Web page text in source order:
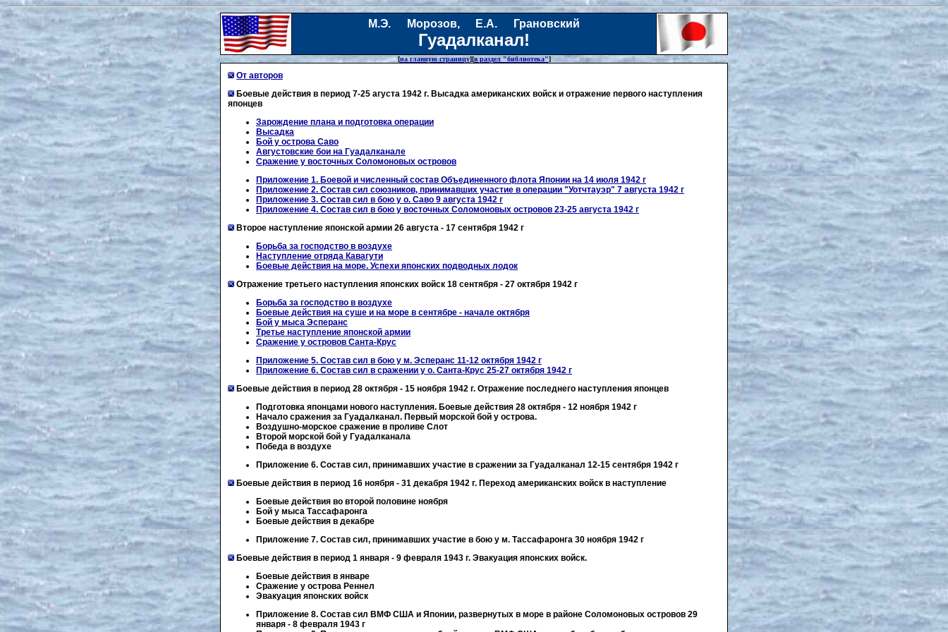
М.Э. Морозов, Е.А. Грановский
Гуадалканал!
[на главную страницу][в раздел "библиотека"]
От авторов
Боевые действия в период 7-25 агуста 1942 г. Высадка американских войск и отражение первого наступления
японцев
Зарождение плана и подготовка операции
Высадка
Бой у острова Саво
Августовские бои на Гуадалканале
Сражение у восточных Соломоновых островов
Приложение 1. Боевой и численный состав Объединенного флота Японии на 14 июля 1942 г
Приложение 2. Состав сил союзников, принимавших участие в операции "Уотчтауэр" 7 августа 1942 г
Приложение 3. Состав сил в бою у о. Саво 9 августа 1942 г
Приложение 4. Состав сил в бою у восточных Соломоновых островов 23-25 августа 1942 г
Второе наступление японской армии 26 августа - 17 сентября 1942 г
Борьба за господство в воздухе
Наступление отряда Кавагути
Боевые действия на море. Успехи японских подводных лодок
Отражение третьего наступления японских войск 18 сентября - 27 октября 1942 г
Борьба за господство в воздухе
Боевые действия на суше и на море в сентябре - начале октября
Бой у мыса Эсперанс
Третье наступление японской армии
Сражение у островов Санта-Крус
Приложение 5. Состав сил в бою у м. Эсперанс 11-12 октября 1942 г
Приложение 6. Состав сил в сражении у о. Санта-Крус 25-27 октября 1942 г
Боевые действия в период 28 октября - 15 ноября 1942 г. Отражение последнего наступления японцев
Подготовка японцами нового наступления. Боевые действия 28 октября - 12 ноября 1942 г
Начало сражения за Гуадалканал. Первый морской бой у острова.
Воздушно-морское сражение в проливе Слот
Второй морской бой у Гуадалканала
Победа в воздухе
Приложение 6. Состав сил, принимавших участие в сражении за Гуадалканал 12-15 сентября 1942 г
Боевые действия в период 16 ноября - 31 декабря 1942 г. Переход американских войск в наступление
Боевые действия во второй половине ноября
Бой у мыса Тассафаронга
Боевые действия в декабре
Приложение 7. Состав сил, принимавших участие в бою у м. Тассафаронга 30 ноября 1942 г
Боевые действия в период 1 января - 9 февраля 1943 г. Эвакуация японских войск.
Боевые действия в январе
Сражение у острова Реннел
Эвакуация японских войск
Приложение 8. Состав сил ВМФ США и Японии, развернутых в море в районе Соломоновых островов 29
января - 8 февраля 1943 г